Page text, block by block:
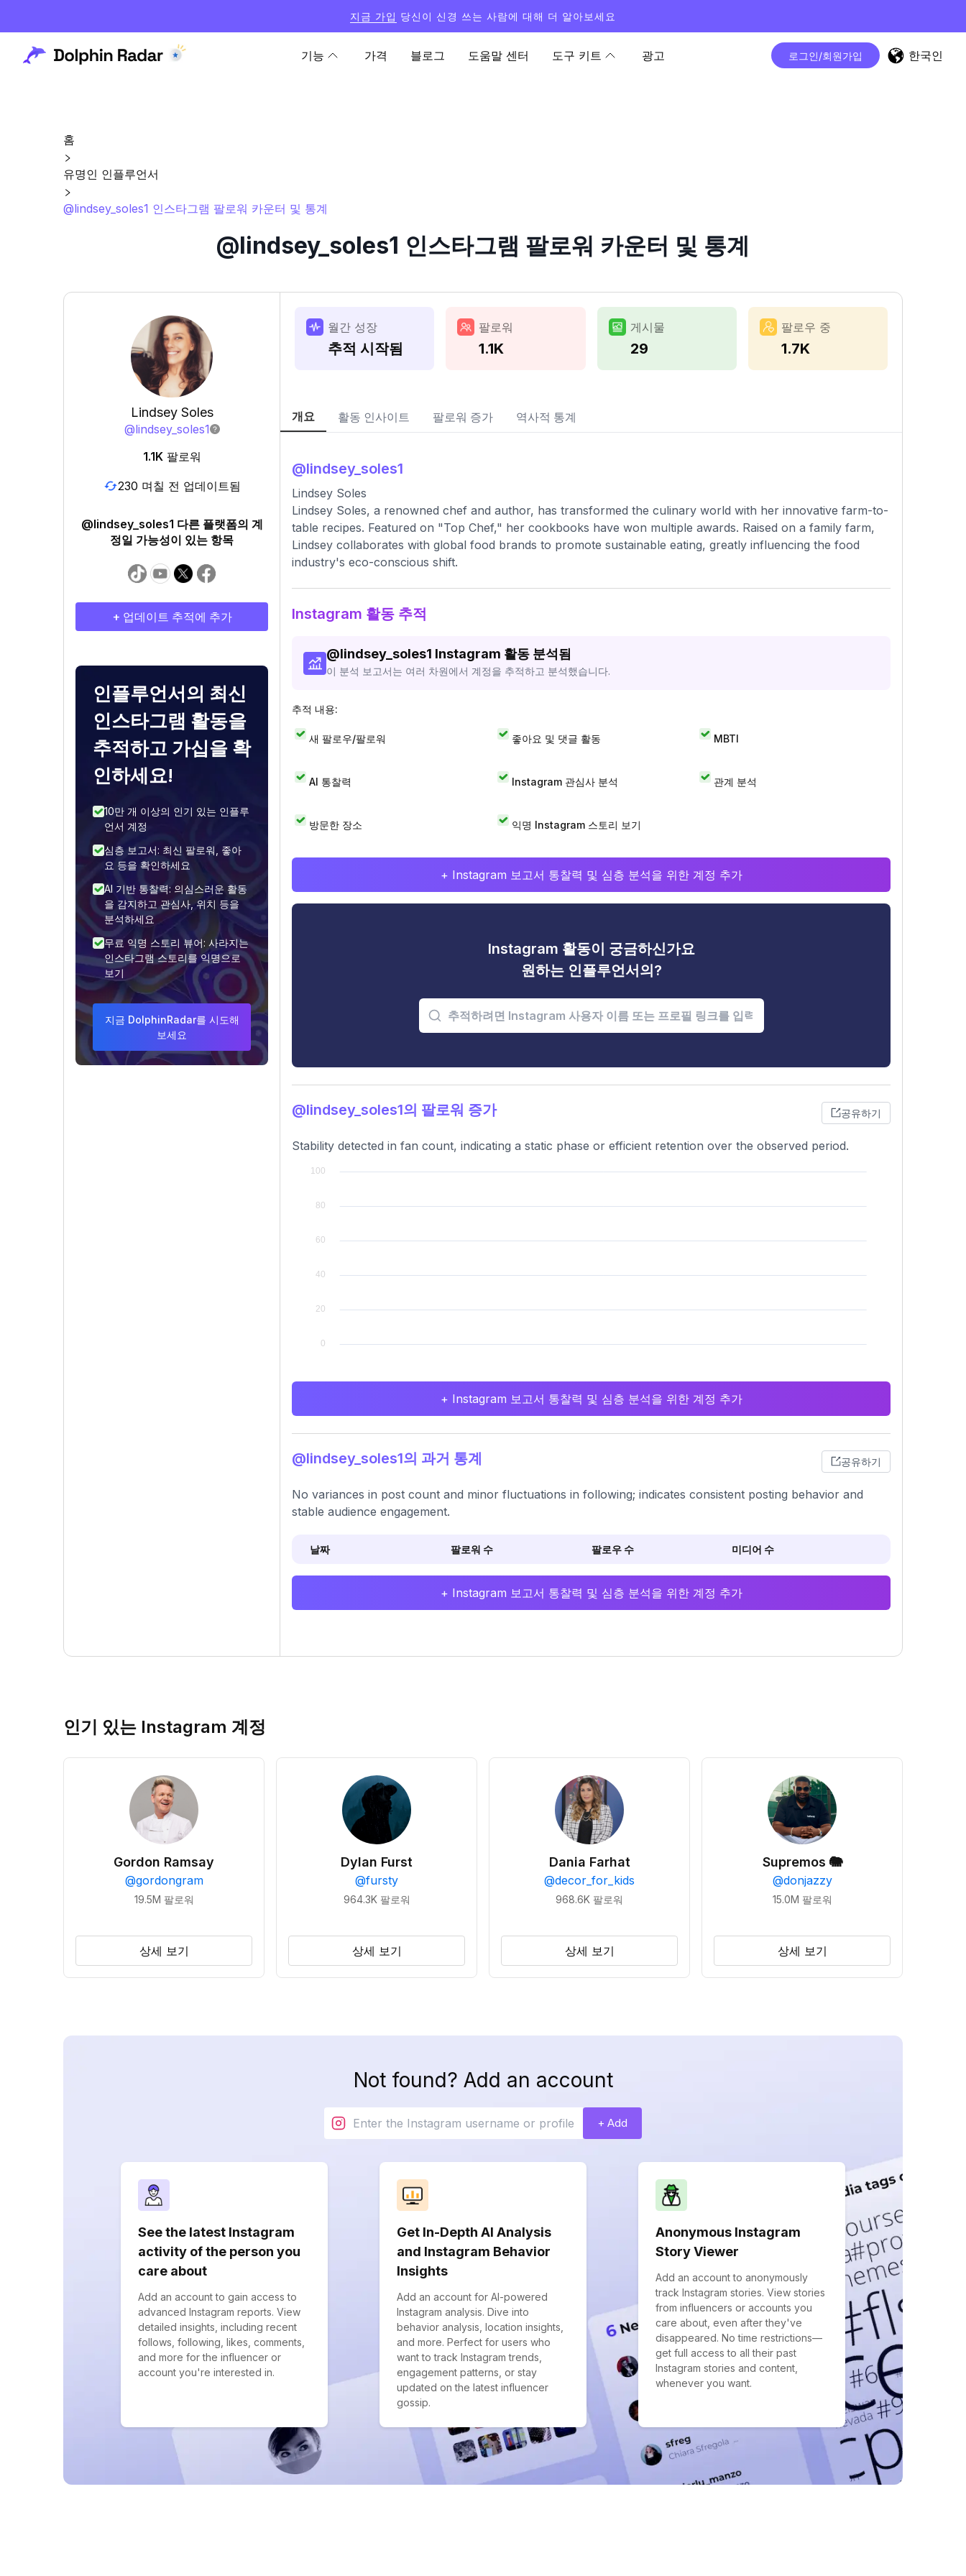
지금 가입 당신이 신경 쓰는 사람에 대해 더 알아보세요
기능 가격 블로그 도움말 센터 도구 키트 광고 로그인/회원가입 한국인
홈
유명인 인플루언서
@lindsey_soles1 인스타그램 팔로워 카운터 및 통계
@lindsey_soles1 인스타그램 팔로워 카운터 및 통계
Lindsey Soles
@lindsey_soles1
1.1K 팔로워
230 며칠 전 업데이트됨
@lindsey_soles1 다른 플랫폼의 계
정일 가능성이 있는 항목
+ 업데이트 추적에 추가
인플루언서의 최신
인스타그램 활동을
추적하고 가십을 확
인하세요!
10만 개 이상의 인기 있는 인플루
언서 계정
심층 보고서: 최신 팔로워, 좋아
요 등을 확인하세요
AI 기반 통찰력: 의심스러운 활동
을 감지하고 관심사, 위치 등을
분석하세요
무료 익명 스토리 뷰어: 사라지는
인스타그램 스토리를 익명으로
보기
지금 DolphinRadar를 시도해
보세요
월간 성장
추적 시작됨
팔로워
1.1K
게시물
29
팔로우 중
1.7K
개요 활동 인사이트 팔로워 증가 역사적 통계
@lindsey_soles1
Lindsey Soles
Lindsey Soles, a renowned chef and author, has transformed the culinary world with her innovative farm-to-
table recipes. Featured on "Top Chef," her cookbooks have won multiple awards. Raised on a family farm,
Lindsey collaborates with global food brands to promote sustainable eating, greatly influencing the food
industry's eco-conscious shift.
Instagram 활동 추적
@lindsey_soles1 Instagram 활동 분석됨
이 분석 보고서는 여러 차원에서 계정을 추적하고 분석했습니다.
추적 내용:
새 팔로우/팔로워 좋아요 및 댓글 활동 MBTI
AI 통찰력 Instagram 관심사 분석 관계 분석
방문한 장소 익명 Instagram 스토리 보기
+ Instagram 보고서 통찰력 및 심층 분석을 위한 계정 추가
Instagram 활동이 궁금하신가요
원하는 인플루언서의?
@lindsey_soles1의 팔로워 증가 공유하기
Stability detected in fan count, indicating a static phase or efficient retention over the observed period.
+ Instagram 보고서 통찰력 및 심층 분석을 위한 계정 추가
@lindsey_soles1의 과거 통계 공유하기
No variances in post count and minor fluctuations in following; indicates consistent posting behavior and
stable audience engagement.
날짜 팔로워 수 팔로우 수 미디어 수
+ Instagram 보고서 통찰력 및 심층 분석을 위한 계정 추가
인기 있는 Instagram 계정
Gordon Ramsay
@gordongram
19.5M 팔로워
상세 보기
Dylan Furst
@fursty
964.3K 팔로워
상세 보기
Dania Farhat
@decor_for_kids
968.6K 팔로워
상세 보기
Supremos 🐘
@donjazzy
15.0M 팔로워
상세 보기
Not found? Add an account
+ Add
See the latest Instagram
activity of the person you
care about
Add an account to gain access to
advanced Instagram reports. View
detailed insights, including recent
follows, following, likes, comments,
and more for the influencer or
account you're interested in.
Get In-Depth AI Analysis
and Instagram Behavior
Insights
Add an account for AI-powered
Instagram analysis. Dive into
behavior analysis, location insights,
and more. Perfect for users who
want to track Instagram trends,
engagement patterns, or stay
updated on the latest influencer
gossip.
Anonymous Instagram
Story Viewer
Add an account to anonymously
track Instagram stories. View stories
from influencers or accounts you
care about, even after they've
disappeared. No time restrictions—
get full access to all their past
Instagram stories and content,
whenever you want.